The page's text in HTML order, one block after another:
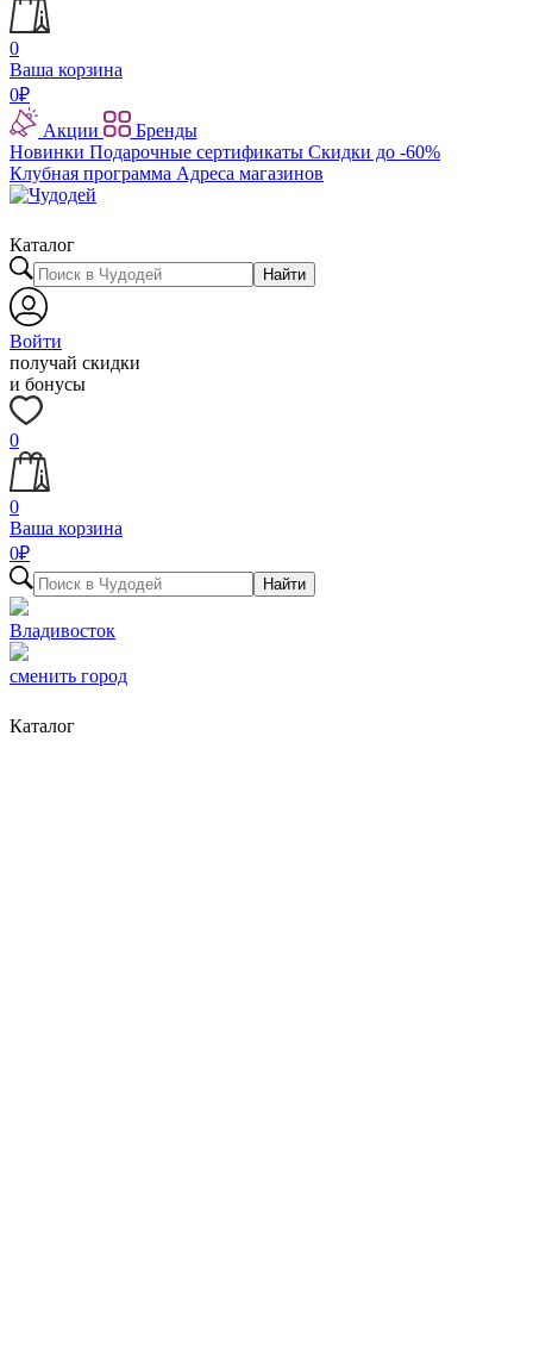
0
Ваша корзина
0₽
Акции
Бренды
Новинки Подарочные сертификаты Скидки до -60%
Клубная программа Адреса магазинов
Каталог
Найти
Войти
получай скидки
и бонусы
0
0
Ваша корзина
0₽
Найти
Владивосток
сменить город
Каталог